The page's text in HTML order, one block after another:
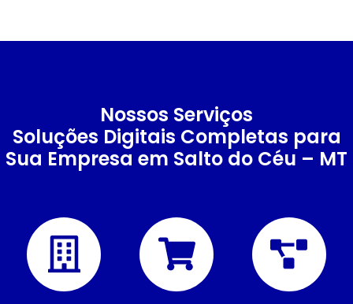
Nossos Serviços
Soluções Digitais Completas para
Sua Empresa em Salto do Céu – MT